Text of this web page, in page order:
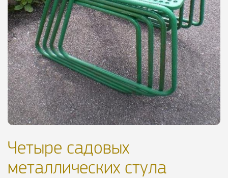
Четыре садовых
металлических стула